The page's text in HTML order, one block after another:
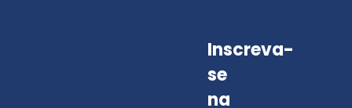
Inscreva-
se
na